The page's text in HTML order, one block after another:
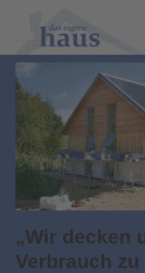
mobile
menu
mobile
menu
„Wir decken
Verbrauch zu